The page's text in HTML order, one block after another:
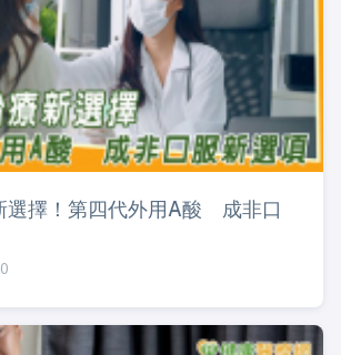
選擇！第四代外用A酸 成非口